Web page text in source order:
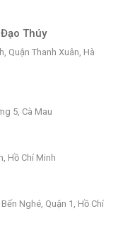
Thúy
Quận Thanh Xuân, Hà
5, Cà Mau
Hồ Chí Minh
Nghé, Quận 1, Hồ Chí